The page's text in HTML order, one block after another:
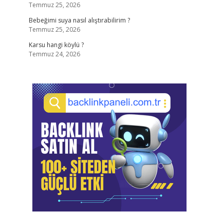
Temmuz 25, 2026
Bebeğimi suya nasıl alıştırabilirim ?
Temmuz 25, 2026
Karsu hangi köylü ?
Temmuz 24, 2026